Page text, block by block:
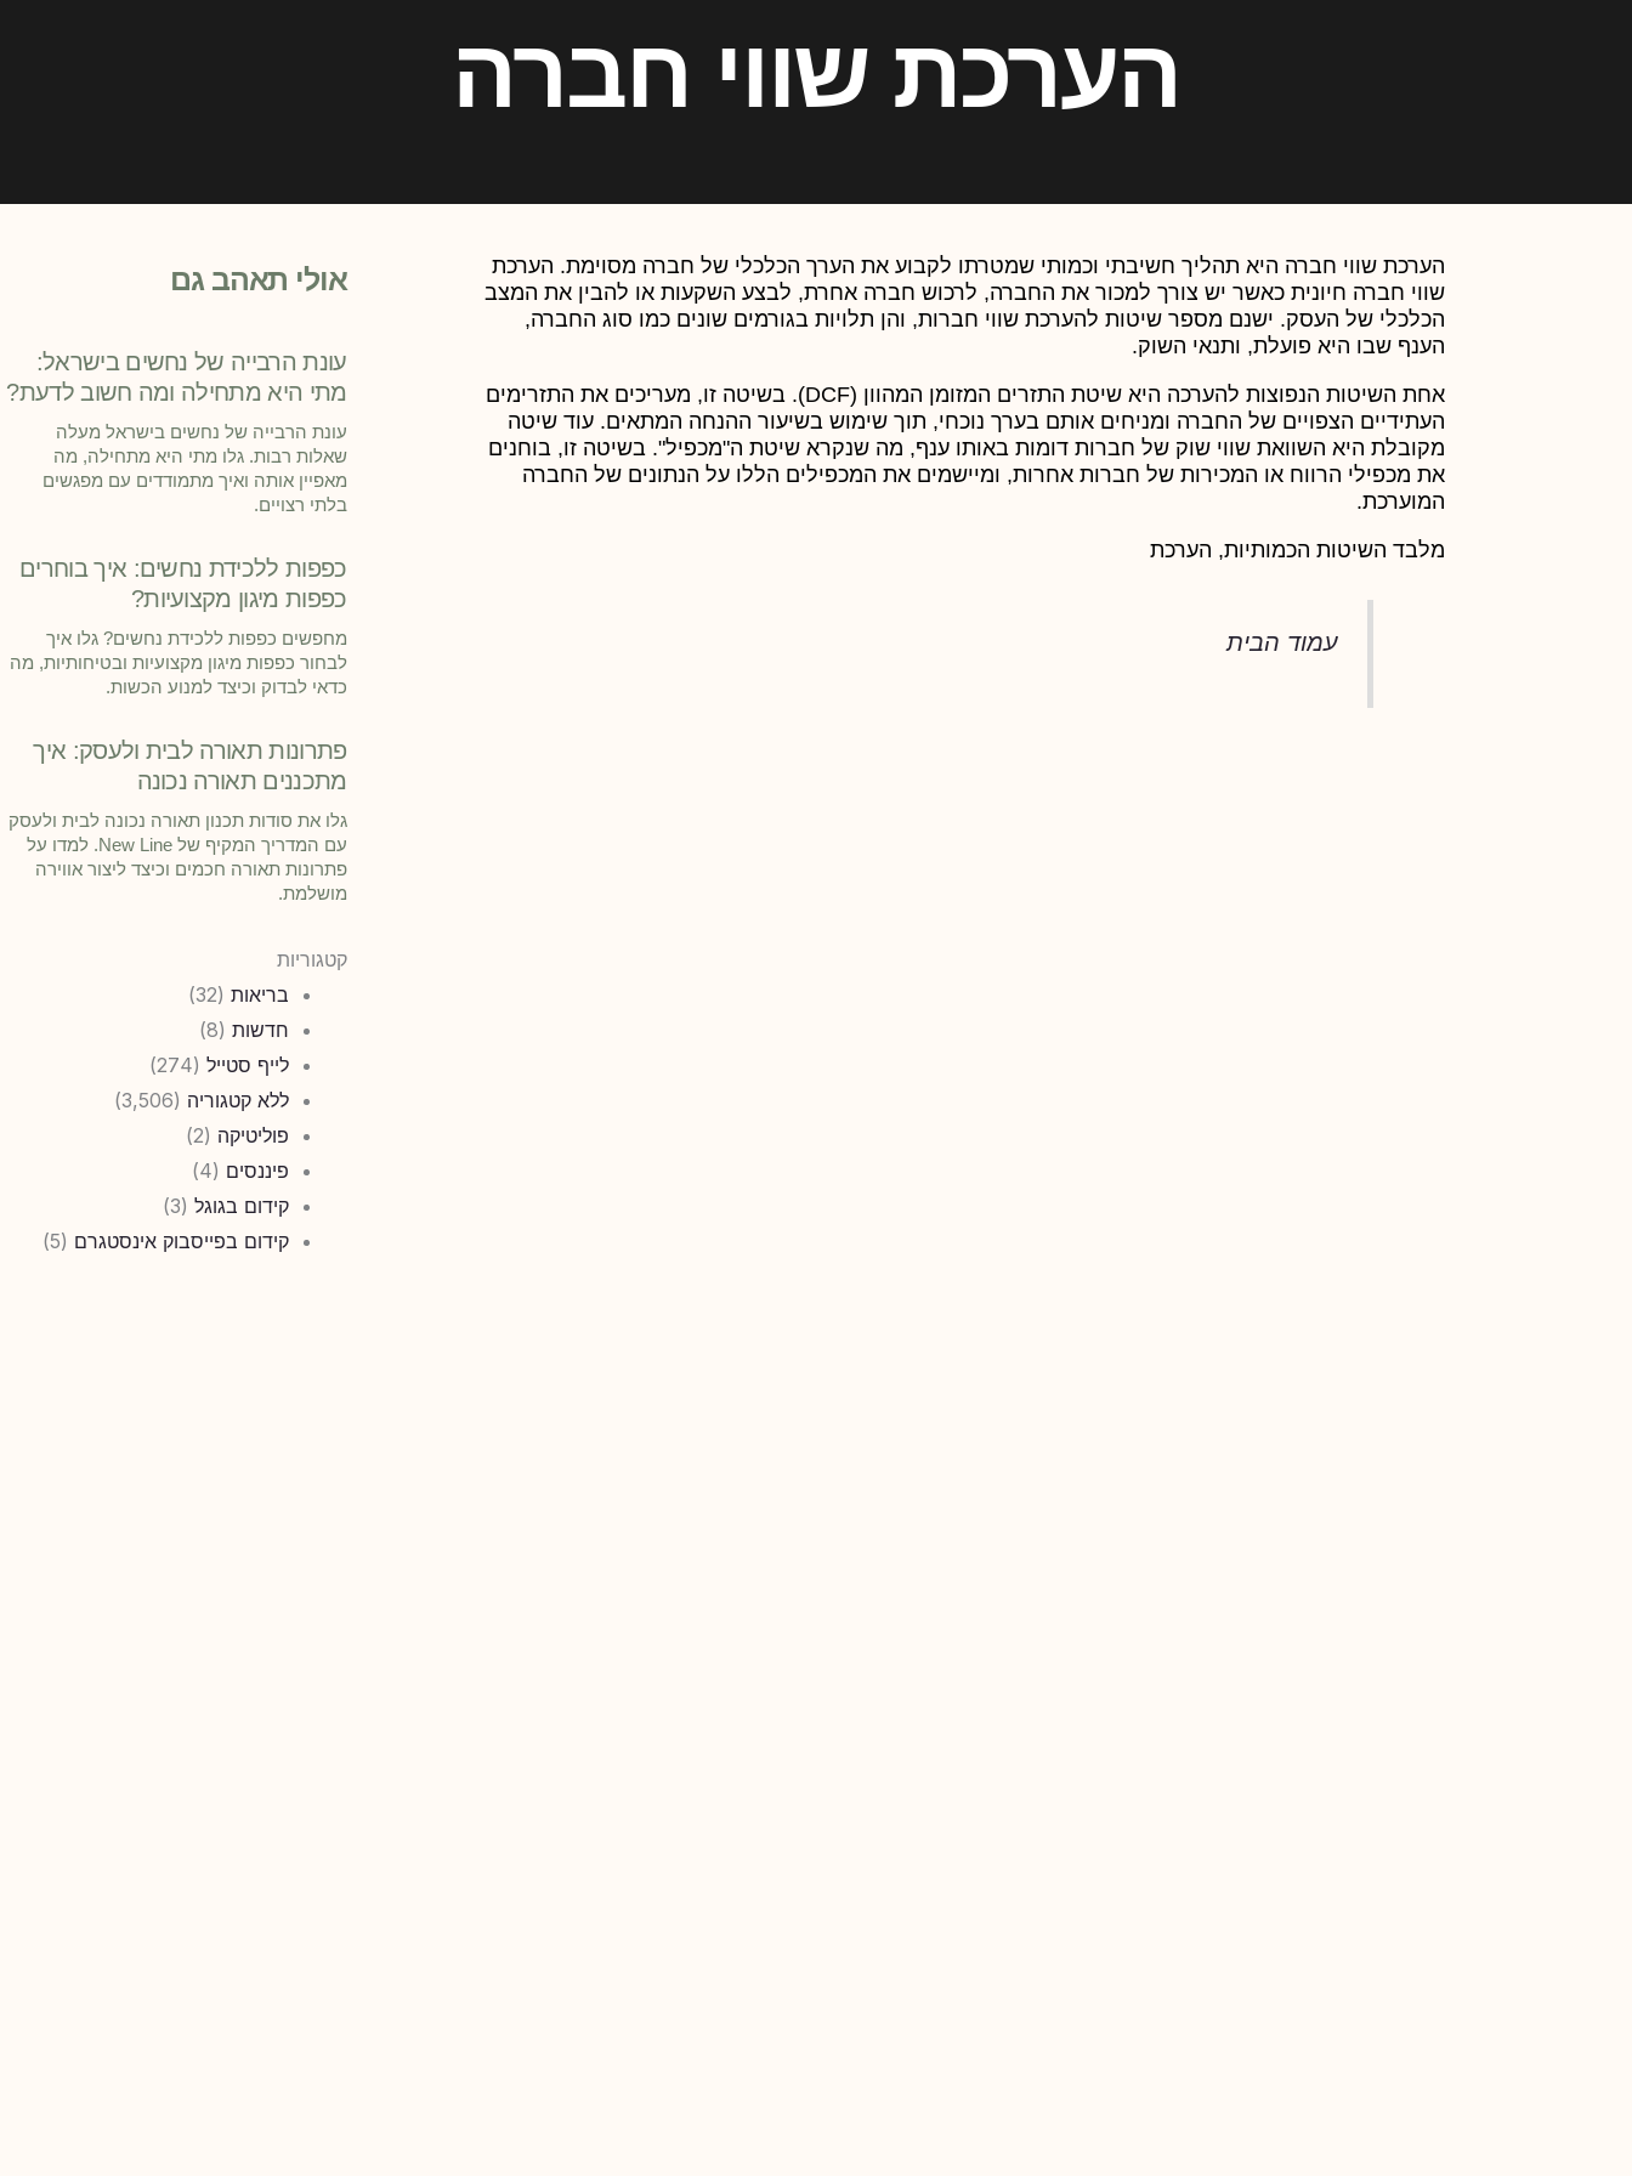
הערכת שווי חברה
הערכת שווי חברה היא תהליך חשיבתי וכמותי שמטרתו לקבוע את הערך הכלכלי של חברה מסוימת. הערכת
שווי חברה חיונית כאשר יש צורך למכור את החברה, לרכוש חברה אחרת, לבצע השקעות או להבין את המצב
הכלכלי של העסק. ישנם מספר שיטות להערכת שווי חברות, והן תלויות בגורמים שונים כמו סוג החברה,
הענף שבו היא פועלת, ותנאי השוק.
אחת השיטות הנפוצות להערכה היא שיטת התזרים המזומן המהוון (DCF). בשיטה זו, מעריכים את התזרימים
העתידיים הצפויים של החברה ומניחים אותם בערך נוכחי, תוך שימוש בשיעור ההנחה המתאים. עוד שיטה
מקובלת היא השוואת שווי שוק של חברות דומות באותו ענף, מה שנקרא שיטת ה"מכפיל". בשיטה זו, בוחנים
את מכפילי הרווח או המכירות של חברות אחרות, ומיישמים את המכפילים הללו על הנתונים של החברה
המוערכת.
מלבד השיטות הכמותיות, הערכת
עמוד הבית
אולי תאהב גם
עונת הרבייה של נחשים בישראל:
מתי היא מתחילה ומה חשוב לדעת?
עונת הרבייה של נחשים בישראל מעלה
שאלות רבות. גלו מתי היא מתחילה, מה
מאפיין אותה ואיך מתמודדים עם מפגשים
בלתי רצויים.
כפפות ללכידת נחשים: איך בוחרים
כפפות מיגון מקצועיות?
מחפשים כפפות ללכידת נחשים? גלו איך
לבחור כפפות מיגון מקצועיות ובטיחותיות, מה
כדאי לבדוק וכיצד למנוע הכשות.
פתרונות תאורה לבית ולעסק: איך
מתכננים תאורה נכונה
גלו את סודות תכנון תאורה נכונה לבית ולעסק
עם המדריך המקיף של New Line. למדו על
פתרונות תאורה חכמים וכיצד ליצור אווירה
מושלמת.
קטגוריות
בריאות (32)
חדשות (8)
לייף סטייל (274)
ללא קטגוריה (3,506)
פוליטיקה (2)
פיננסים (4)
קידום בגוגל (3)
קידום בפייסבוק אינסטגרם (5)